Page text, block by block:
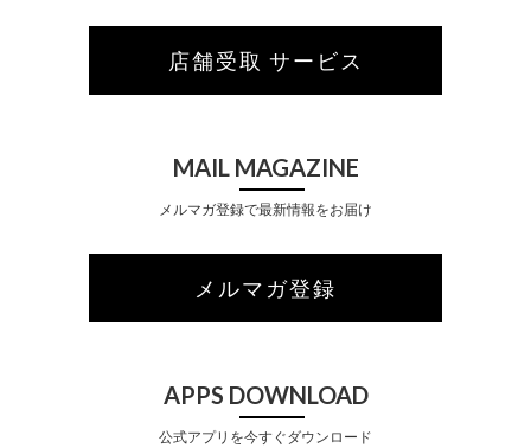
店舗受取 サービス
MAIL MAGAZINE
メルマガ登録で最新情報をお届け
メルマガ登録
APPS DOWNLOAD
公式アプリを今すぐダウンロード